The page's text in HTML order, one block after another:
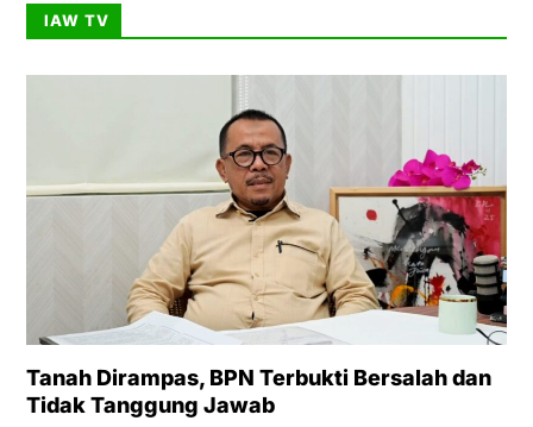
IAW TV
Tanah Dirampas, BPN Terbukti Bersalah dan
Tidak Tanggung Jawab